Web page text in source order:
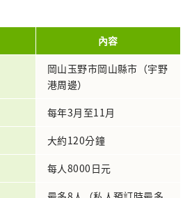
內容
岡山玉野市岡山縣市（宇野
港周邊）
每年3月至11月
大約120分鐘
每人8000日元